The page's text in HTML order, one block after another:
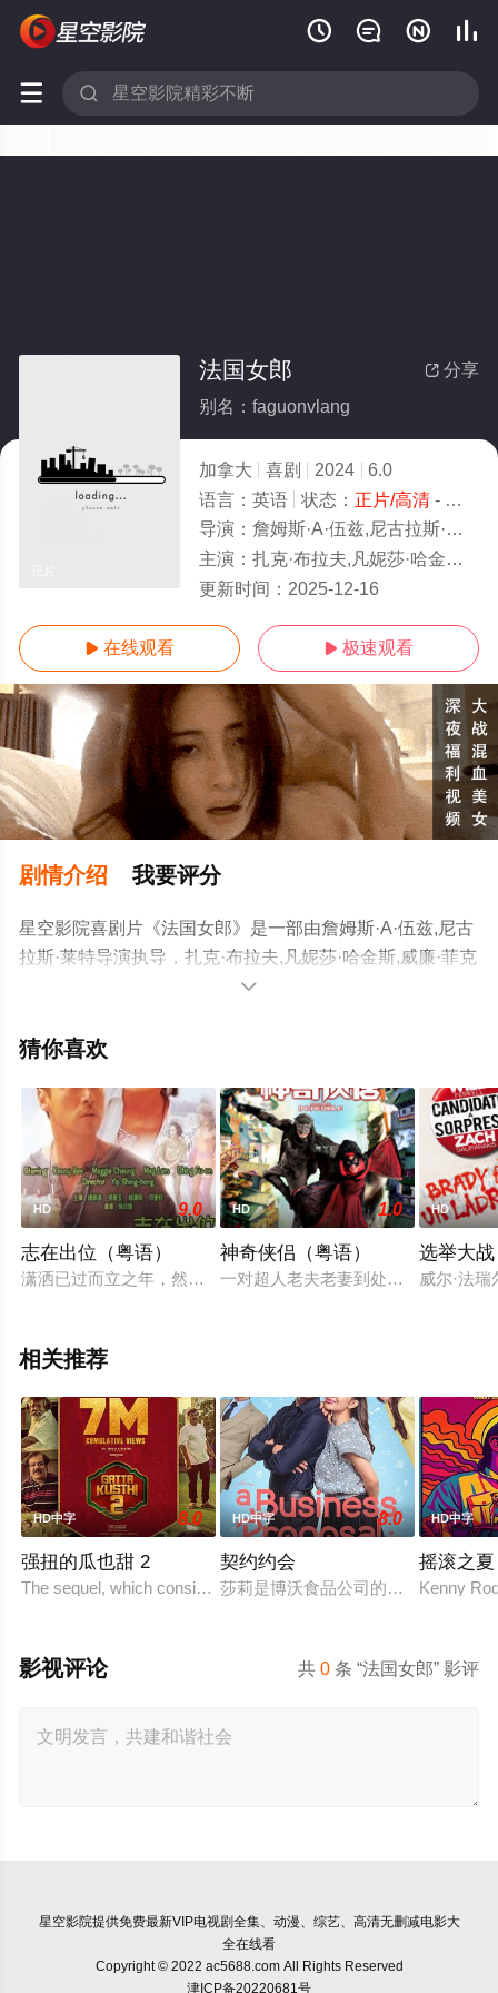
   
 
 分享
法国女郎
别名：faguonvlang
加拿大 喜剧 2024
6.0
语言： 英语 状态： 正片/高清- 免费在线观看
导演： 詹姆斯·A·伍兹,尼古拉斯·莱特
主演： 扎克·布拉夫,凡妮莎·哈金斯,威廉·菲克纳,夏洛特·奥宾,伊夫林·布洛初
更新时间： 2025-12-16
 在线观看  极速观看
剧情介绍 我要评分
星空影院喜剧片《法国女郎》是一部由詹姆斯·A·伍兹,尼古
拉斯·莱特导演执导，扎克·布拉夫,凡妮莎·哈金斯,威廉·菲克
等演员精彩演绎的加拿大电影，手机免费观看高清未删减
豆瓣电影、电视猫或剧情网等平台了解。

猜你喜欢
HD 9.0
志在出位（粤语）
潇洒已过而立之年，然而终日只同一班狐朋消磨，做事颠倒，
HD 1.0
神奇侠侣（粤语）
一对超人老夫老妻到处为生活寻找“
HD
选举大战
威尔·法
相关推荐
HD中字 8.0
强扭的瓜也甜 2
The sequel, which consists of consecutive events following t
HD中字 8.0
契约约会
莎莉是博沃食品公司的食品分析师，
HD中字
摇滚之夏
Kenny
共0 条 “法国女郎” 影评
影视评论
星空影院提供免费最新VIP电视剧全集、动漫、综艺、高清无删减电影大
全在线看
Copyright © 2022 ac5688.com All Rights Reserved
津ICP备20220681号